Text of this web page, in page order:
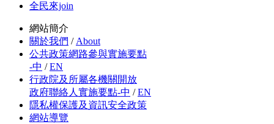
全民來join
網站簡介
關於我們 /About
公共政策網路參與實施要點
-中 /EN
行政院及所屬各機關開放
政府聯絡人實施要點-中 /EN
隱私權保護及資訊安全政策
網站導覽